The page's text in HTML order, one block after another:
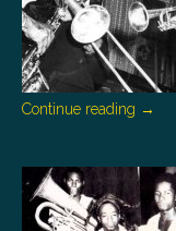
Continue reading →